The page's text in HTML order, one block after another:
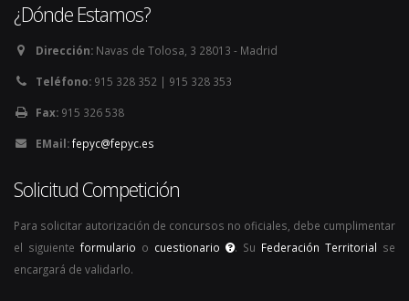
¿Dónde Estamos?
Dirección: Navas de Tolosa, 3 28013 - Madrid
Teléfono: 915 328 352 | 915 328 353
Fax: 915 326 538
EMail:fepyc@fepyc.es
Solicitud Competición
Para solicitar autorización de concursos no oficiales, debe cumplimentar
el siguiente formulario o cuestionario . Su Federación Territorial se
encargará de validarlo.